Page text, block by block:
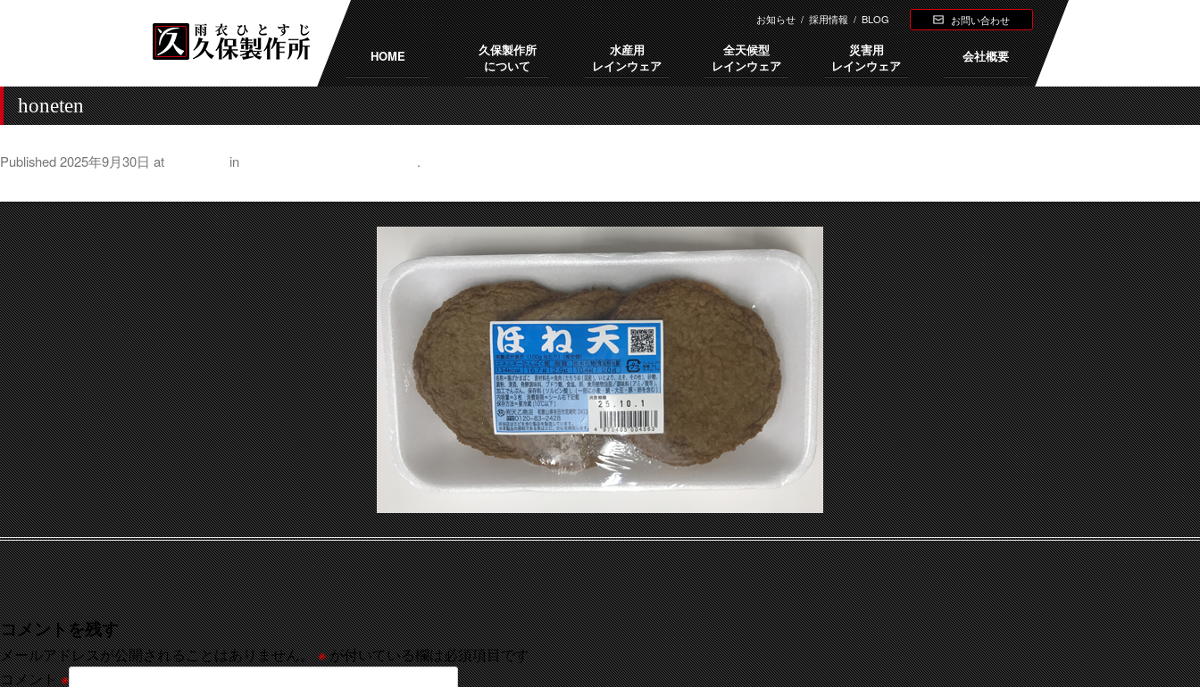
お知らせ/採用情報/BLOG お問い合わせ
HOME
久保製作所
について
水産用
レインウェア
全天候型
レインウェア
災害用
レインウェア
会社概要
honeten
Published2025年9月30日 at in .
コメントを残す
メールアドレスが公開されることはありません。※が付いている欄は必須項目です
コメント※